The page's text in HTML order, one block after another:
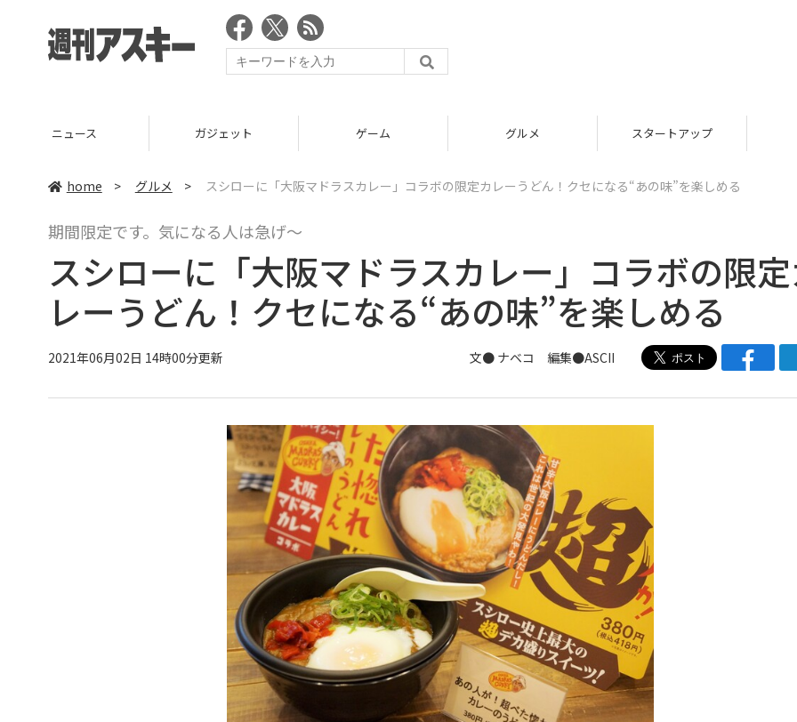
ニュース ガジェット ゲーム グルメ スタートアップ
home > グルメ > スシローに「大阪マドラスカレー」コラボの限定カレーうどん！クセになる“あの味”を楽しめる
期間限定です。気になる人は急げ～
スシローに「大阪マドラスカレー」コラボの限
レーうどん！クセになる“あの味”を楽しめる
2021年06月02日 14時00分更新 文● ナベコ 編集●ASCII